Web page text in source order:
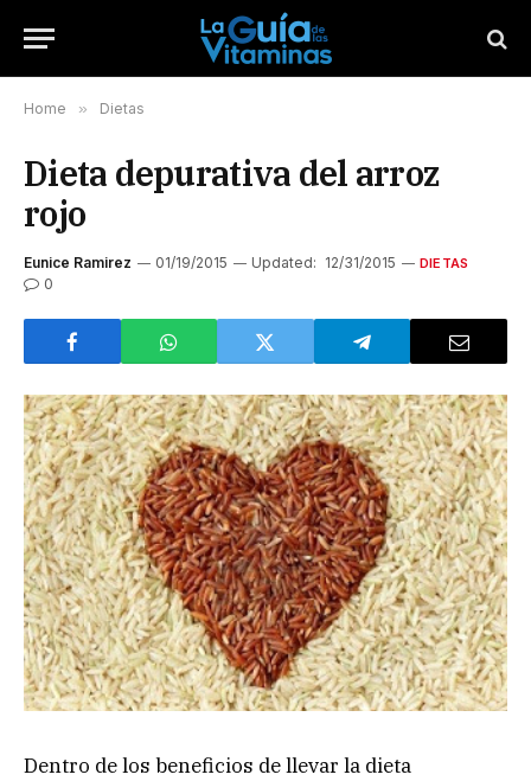
Home » Dietas
Dieta depurativa del arroz
rojo
Eunice Ramirez 01/19/2015 Updated: 12/31/2015 DIETAS
0
Dentro de los beneficios de llevar la dieta